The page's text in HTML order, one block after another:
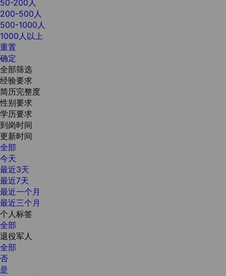
50-200人
200-500人
500-1000人
1000人以上
重置
确定
全部筛选
经验要求
简历完整度
性别要求
学历要求
到岗时间
更新时间
全部
今天
最近3天
最近7天
最近一个月
最近三个月
个人标签
全部
退役军人
全部
否
是